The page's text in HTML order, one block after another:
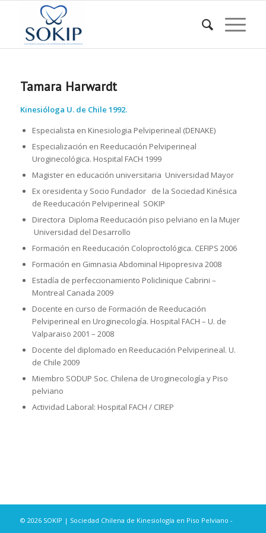
Tamara Harwardt
Kinesióloga U. de Chile 1992.
Especialista en Kinesiologia Pelviperineal (DENAKE)
Especialización en Reeducación Pelviperineal
Uroginecológica. Hospital FACH 1999
Magister en educación universitaria Universidad Mayor
Ex oresidenta y Socio Fundador de la Sociedad Kinésica
de Reeducación Pelviperineal SOKIP
Directora Diploma Reeducación piso pelviano en la Mujer
Universidad del Desarrollo
Formación en Reeducación Coloproctológica. CEFIPS 2006
Formación en Gimnasia Abdominal Hipopresiva 2008
Estadía de perfeccionamiento Policlinique Cabrini –
Montreal Canada 2009
Docente en curso de Formación de Reeducación
Pelviperineal en Uroginecología. Hospital FACH – U. de
Valparaiso 2001 – 2008
Docente del diplomado en Reeducación Pelviperineal. U.
de Chile 2009
Miembro SODUP Soc. Chilena de Uroginecología y Piso
pelviano
Actividad Laboral: Hospital FACH / CIREP
© 2026 SOKIP | Sociedad Chilena de Kinesiología en Piso Pelviano -